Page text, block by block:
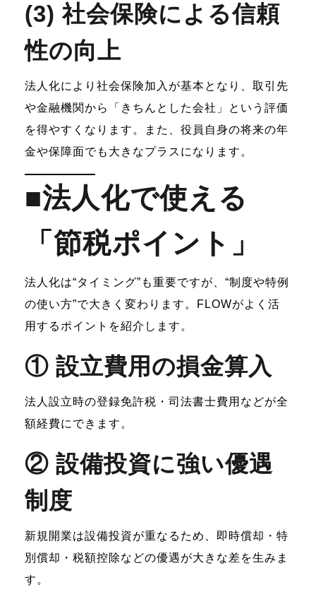
(3) 社会保険による信頼
性の向上
法人化により社会保険加入が基本となり、取引先
や金融機関から「きちんとした会社」という評価
を得やすくなります。また、役員自身の将来の年
金や保障面でも大きなプラスになります。
■法人化で使える
「節税ポイント」
法人化は“タイミング”も重要ですが、“制度や特例
の使い方”で大きく変わります。FLOWがよく活
用するポイントを紹介します。
① 設立費用の損金算入
法人設立時の登録免許税・司法書士費用などが全
額経費にできます。
② 設備投資に強い優遇
制度
新規開業は設備投資が重なるため、即時償却・特
別償却・税額控除などの優遇が大きな差を生みま
す。